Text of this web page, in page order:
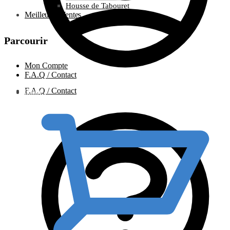
F.A.Q / Contact
Housse de Tabouret
Meilleures Ventes
Parcourir
Mon Compte
F.A.Q / Contact
0.00€